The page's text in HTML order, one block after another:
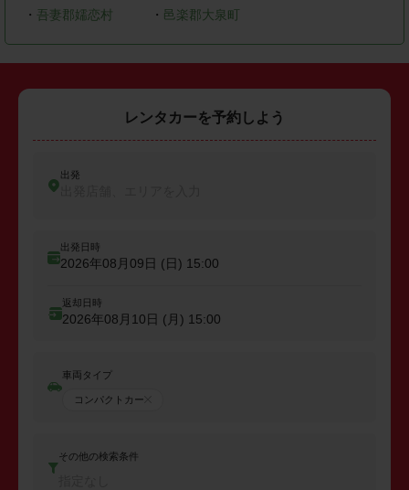
・ 吾妻郡嬬恋村 ・ 邑楽郡大泉町
レンタカーを予約しよう
出発
出発日時
2026年08月09日 (日) 15:00
返却日時
2026年08月10日 (月) 15:00
車両タイプ
コンパクトカー
その他の検索条件